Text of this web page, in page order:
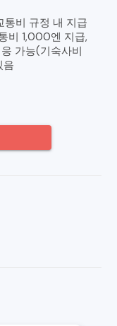
통비 규정 내 지급
비 1,000엔 지급,
가능(기숙사비
음